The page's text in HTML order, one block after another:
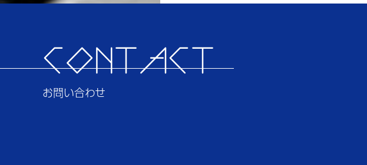
CONTACT
お問い合わせ